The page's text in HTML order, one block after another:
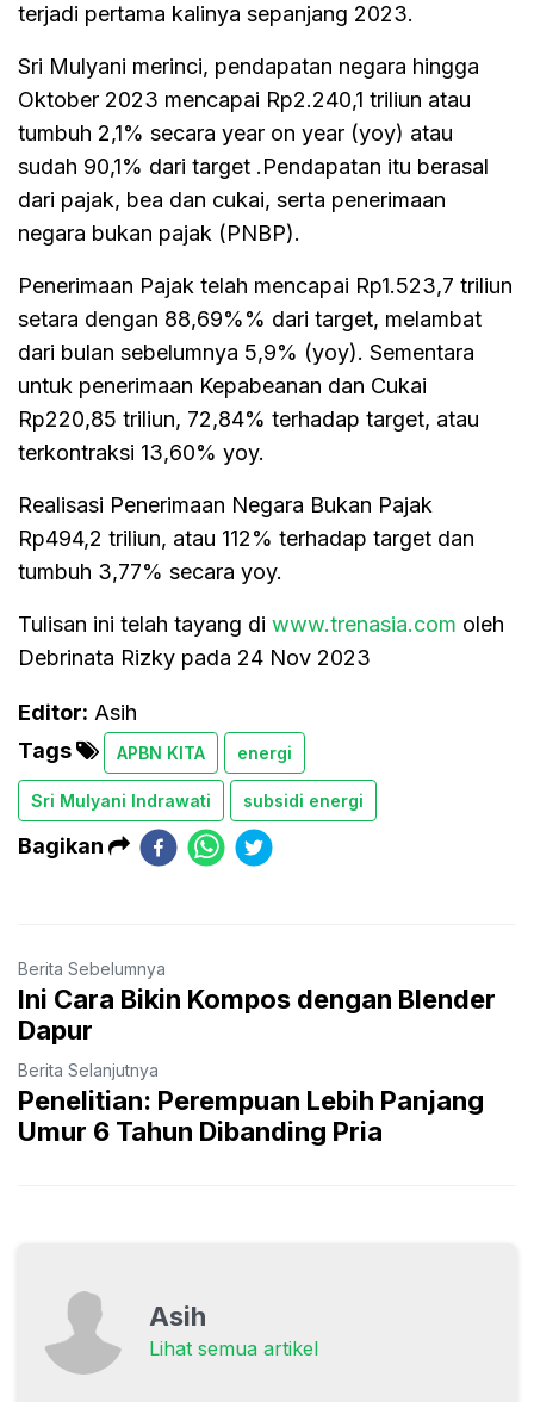
terjadi pertama kalinya sepanjang 2023.
Sri Mulyani merinci, pendapatan negara hingga
Oktober 2023 mencapai Rp2.240,1 triliun atau
tumbuh 2,1% secara year on year (yoy) atau
sudah 90,1% dari target .Pendapatan itu berasal
dari pajak, bea dan cukai, serta penerimaan
negara bukan pajak (PNBP).
Penerimaan Pajak telah mencapai Rp1.523,7 triliun
setara dengan 88,69%% dari target, melambat
dari bulan sebelumnya 5,9% (yoy). Sementara
untuk penerimaan Kepabeanan dan Cukai
Rp220,85 triliun, 72,84% terhadap target, atau
terkontraksi 13,60% yoy.
Realisasi Penerimaan Negara Bukan Pajak
Rp494,2 triliun, atau 112% terhadap target dan
tumbuh 3,77% secara yoy.
Tulisan ini telah tayang di www.trenasia.com oleh
Debrinata Rizky pada 24 Nov 2023
Editor: Asih
Tags
APBN KITA energi
Sri Mulyani Indrawati subsidi energi
Bagikan
Berita Sebelumnya
Ini Cara Bikin Kompos dengan Blender
Dapur
Berita Selanjutnya
Penelitian: Perempuan Lebih Panjang
Umur 6 Tahun Dibanding Pria
Asih
Lihat semua artikel